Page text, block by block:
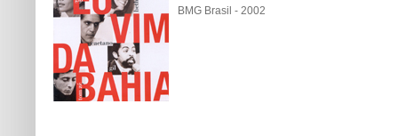
BMG Brasil - 2002